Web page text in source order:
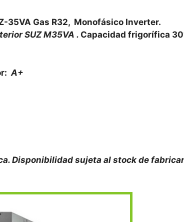
Gas R32, Monofásico Inverter.
SUZ M35VA . Capacidad frigorífica
A+
Disponibilidad sujeta al stock de